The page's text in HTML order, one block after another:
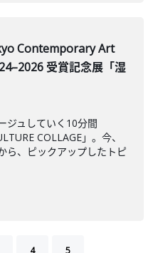
Contemporary Art
受賞記念展「湿
ジュしていく10分間
COLLAGE」。今、
ら、ピックアップしたトピ
4 5